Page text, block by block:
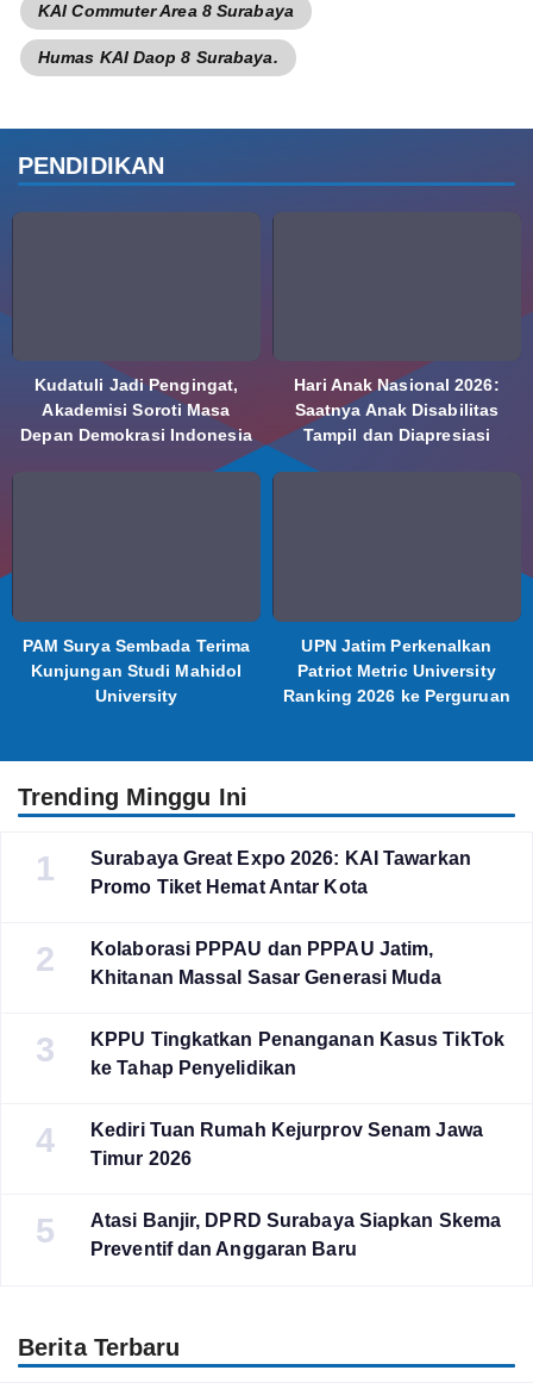
KAI Commuter Area 8 Surabaya
Humas KAI Daop 8 Surabaya.
PENDIDIKAN
Kudatuli Jadi Pengingat,
Akademisi Soroti Masa
Depan Demokrasi Indonesia
Hari Anak Nasional 2026:
Saatnya Anak Disabilitas
Tampil dan Diapresiasi
PAM Surya Sembada Terima
Kunjungan Studi Mahidol
University
UPN Jatim Perkenalkan
Patriot Metric University
Ranking 2026 ke Perguruan
Trending Minggu Ini
1
Surabaya Great Expo 2026: KAI Tawarkan
Promo Tiket Hemat Antar Kota
2
Kolaborasi PPPAU dan PPPAU Jatim,
Khitanan Massal Sasar Generasi Muda
3
KPPU Tingkatkan Penanganan Kasus TikTok
ke Tahap Penyelidikan
4
Kediri Tuan Rumah Kejurprov Senam Jawa
Timur 2026
5
Atasi Banjir, DPRD Surabaya Siapkan Skema
Preventif dan Anggaran Baru
Berita Terbaru